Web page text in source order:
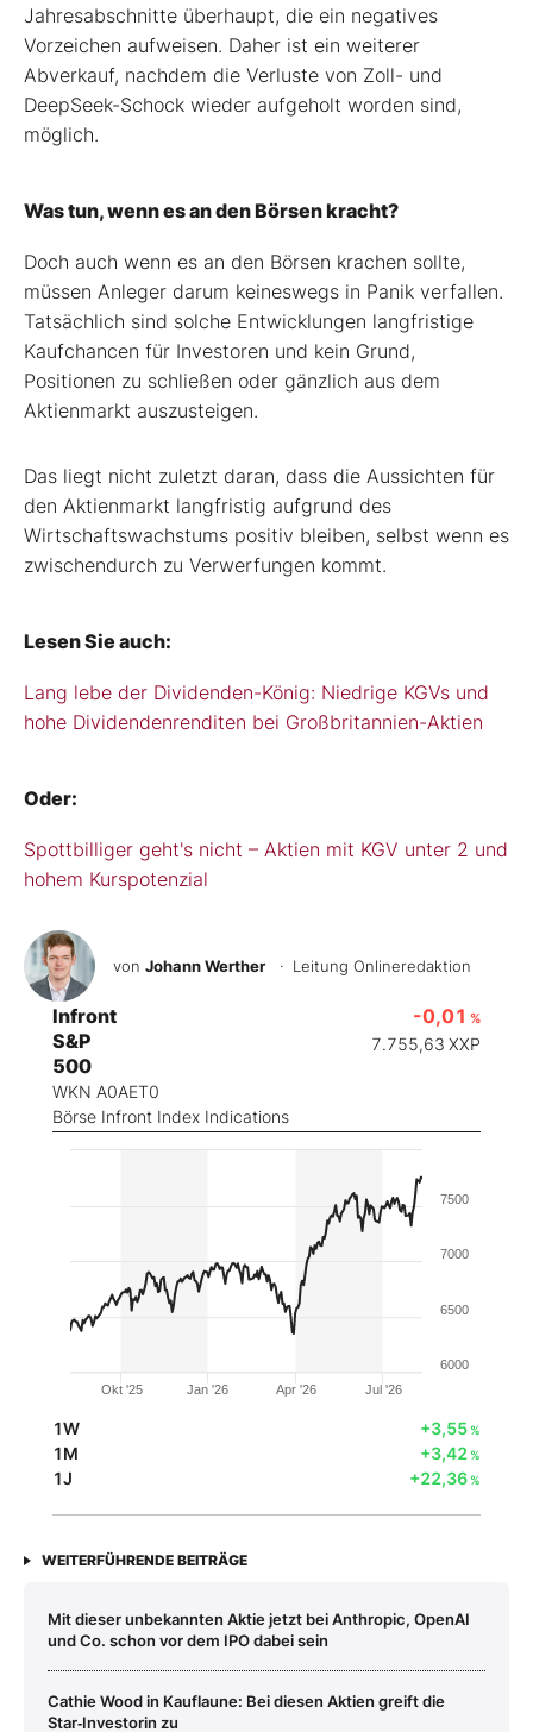
Jahresabschnitte überhaupt, die ein negatives
Vorzeichen aufweisen. Daher ist ein weiterer
Abverkauf, nachdem die Verluste von Zoll- und
DeepSeek-Schock wieder aufgeholt worden sind,
möglich.
Was tun, wenn es an den Börsen kracht?
Doch auch wenn es an den Börsen krachen sollte,
müssen Anleger darum keineswegs in Panik verfallen.
Tatsächlich sind solche Entwicklungen langfristige
Kaufchancen für Investoren und kein Grund,
Positionen zu schließen oder gänzlich aus dem
Aktienmarkt auszusteigen.
Das liegt nicht zuletzt daran, dass die Aussichten für
den Aktienmarkt langfristig aufgrund des
Wirtschaftswachstums positiv bleiben, selbst wenn es
zwischendurch zu Verwerfungen kommt.
Lesen Sie auch:
Lang lebe der Dividenden-König: Niedrige KGVs und
hohe Dividendenrenditen bei Großbritannien-Aktien
Oder:
Spottbilliger geht's nicht – Aktien mit KGV unter 2 und
hohem Kurspotenzial
von Johann Werther · Leitung Onlineredaktion
Infront
S&P
500
WKN A0AET0
Börse Infront Index Indications
-0,01 %
7.755,63 XXP
Okt '25 Jan '26 Apr '26 Jul '26
6000
6500
7000
7500
1W +3,55%
1M +3,42%
1J +22,36%
WEITERFÜHRENDE BEITRÄGE
Mit dieser unbekannten Aktie jetzt bei Anthropic, OpenAI
und Co. schon vor dem IPO dabei sein
Cathie Wood in Kauflaune: Bei diesen Aktien greift die
Star‑Investorin zu